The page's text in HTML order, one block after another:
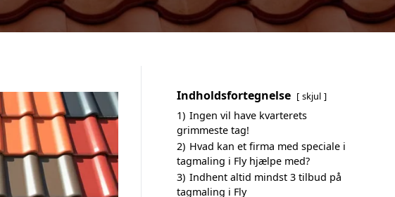
Indholdsfortegnelse skjul
1) Ingen vil have kvarterets
grimmeste tag!
2) Hvad kan et firma med speciale i
tagmaling i Fly hjælpe med?
3) Indhent altid mindst 3 tilbud på
tagmaling i Fly